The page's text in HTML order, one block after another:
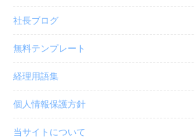
社長ブログ
無料テンプレート
経理用語集
個人情報保護方針
当サイトについて